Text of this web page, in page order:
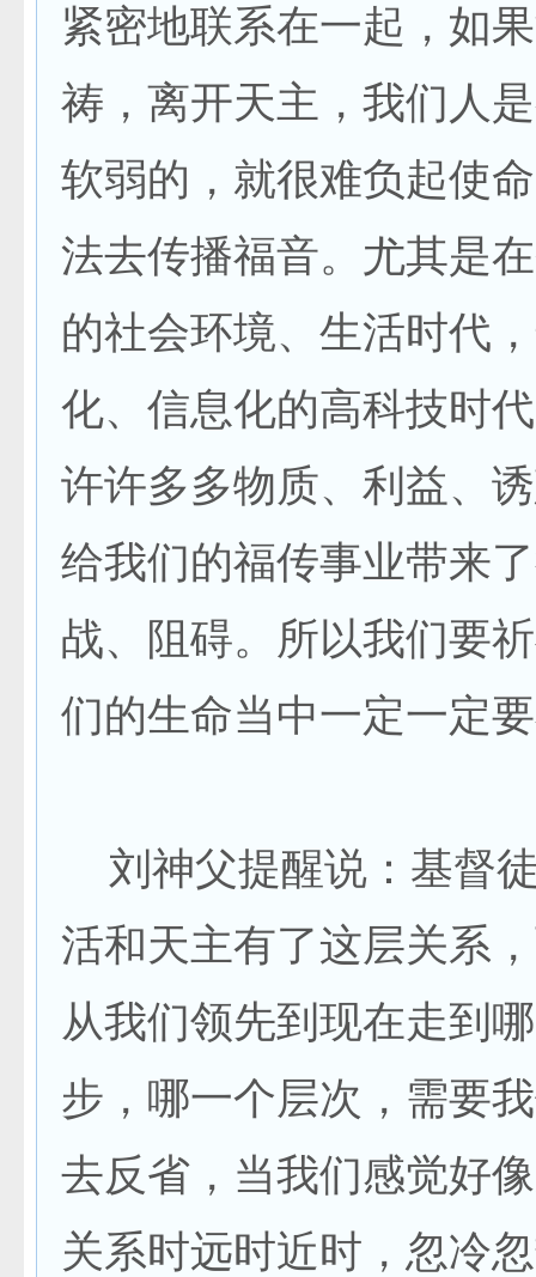
紧密地联系在一起，如
祷，离开天主，我们人
软弱的，就很难负起使
法去传播福音。尤其是
的社会环境、生活时代
化、信息化的高科技时
许许多多物质、利益、
给我们的福传事业带来
战、阻碍。所以我们要
们的生命当中一定一定
刘神父提醒说：基督
活和天主有了这层关系
从我们领先到现在走到
步，哪一个层次，需要
去反省，当我们感觉好
关系时远时近时，忽冷